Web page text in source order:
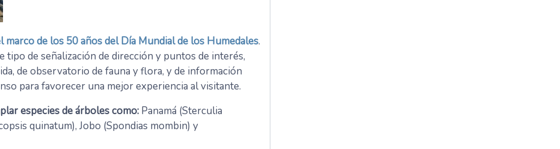
marco de los 50 años del Día Mundial de los Humedales.
tipo de señalización de dirección y puntos de interés,
de observatorio de fauna y flora, y de información
para favorecer una mejor experiencia al visitante.
especies de árboles como: Panamá (Sterculia
quinatum), Jobo (Spondias mombin) y